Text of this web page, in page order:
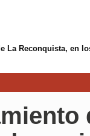
La Reconquista, en